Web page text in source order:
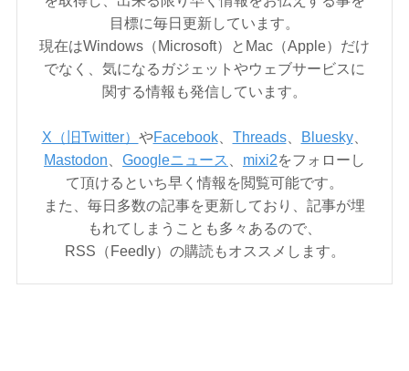
目標に毎日更新しています。
現在はWindows（Microsoft）とMac（Apple）だけ
でなく、気になるガジェットやウェブサービスに
関する情報も発信しています。
X（旧Twitter） やFacebook、 Threads、 Bluesky、
Mastodon
Googleニュース mixi2をフォローし
て頂けるといち早く情報を閲覧可能です。
また、毎日多数の記事を更新しており、記事が埋
もれてしまうことも多々あるので、
RSS（Feedly）の購読もオススメします。